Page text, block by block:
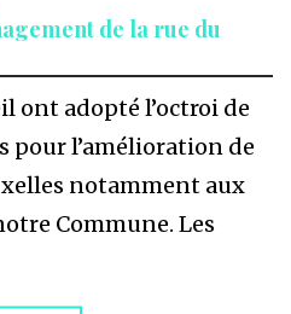
de la rue du
ont adopté l’octroi de
pour l’amélioration de
notamment aux
Commune. Les